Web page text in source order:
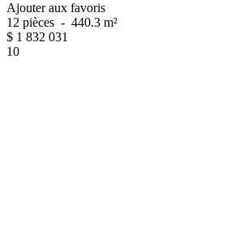
Ajouter aux favoris
12 pièces - 440.3 m²
$ 1 832 031
10